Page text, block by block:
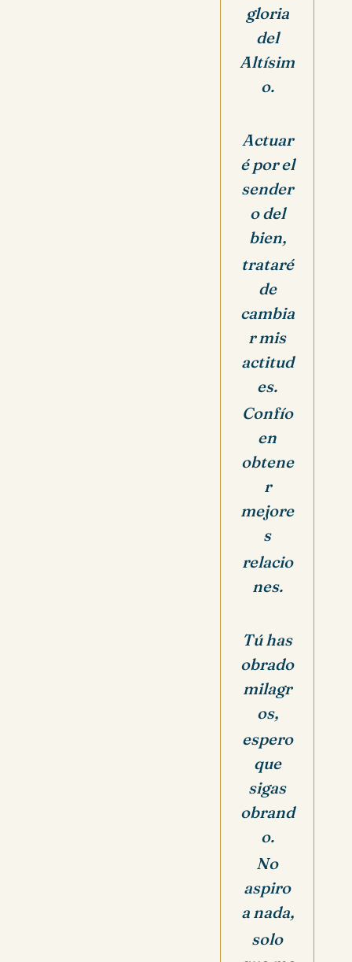
gloria
del
Altísim
o.
Actuar
é por el
sender
o del
bien,
trataré
de
cambia
r mis
actitud
es.
Confío
en
obtene
r
mejore
s
relacio
nes.
Tú has
obrado
milagr
os,
espero
que
sigas
obrand
o.
No
aspiro
a nada,
solo